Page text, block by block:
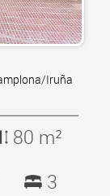
Iruña
80 m²
3